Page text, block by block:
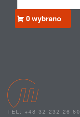
0 wybrano
TEL: +48 32 232 26 60